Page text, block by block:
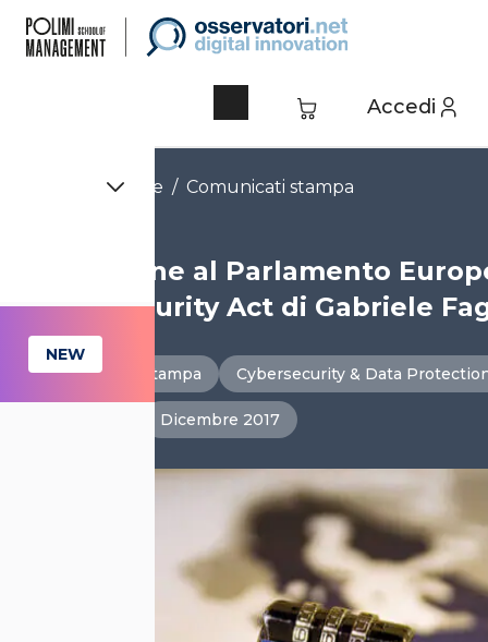
contenuto
Accedi
Risorse / Comunicati stampa
L’audizione al Parlamento
Cybersecurity Act di Gabriele
Comunicato stampa Cybersecurity & Data
Dicembre 2017